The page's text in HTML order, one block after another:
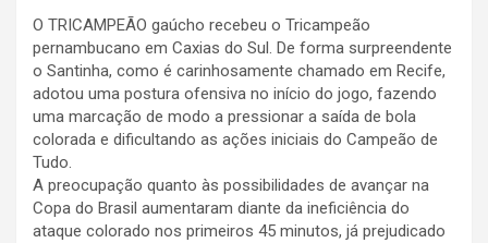
O TRICAMPEÃO gaúcho recebeu o Tricampeão
pernambucano em Caxias do Sul. De forma surpreendente
o Santinha, como é carinhosamente chamado em Recife,
adotou uma postura ofensiva no início do jogo, fazendo
uma marcação de modo a pressionar a saída de bola
colorada e dificultando as ações iniciais do Campeão de
Tudo.
A preocupação quanto às possibilidades de avançar na
Copa do Brasil aumentaram diante da ineficiência do
ataque colorado nos primeiros 45 minutos, já prejudicado